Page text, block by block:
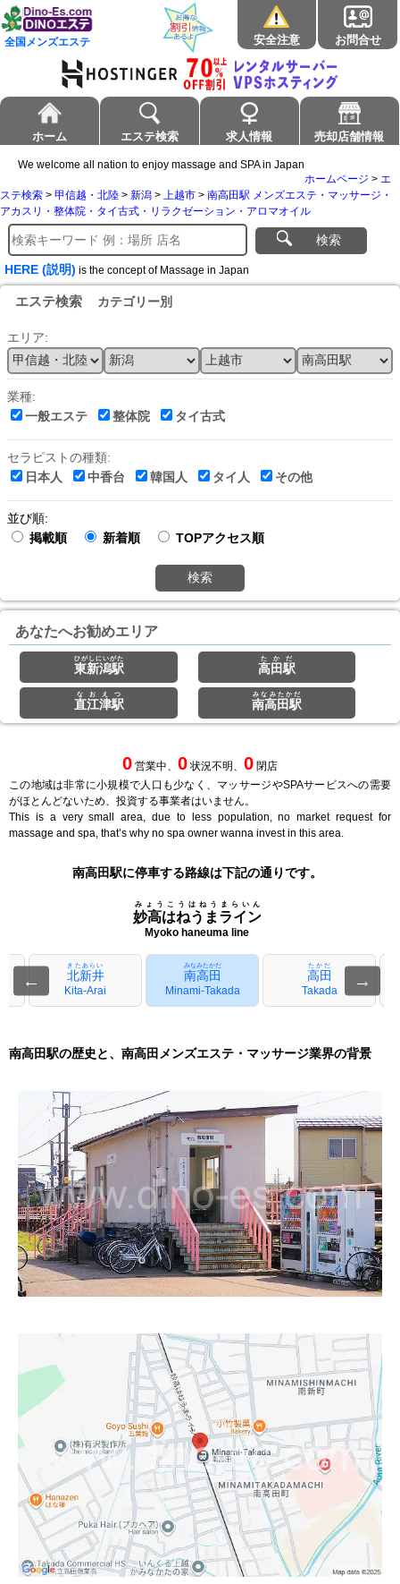
全国メンズエステ 安全注意 お問合せ
ホーム エステ検索 求人情報 売却店舗情報
We welcome all nation to enjoy massage and SPA in Japan
ホームページ > エ
ステ検索 > 甲信越・北陸 > 新潟 > 上越市 > 南高田駅 メンズエステ・マッサージ・
アカスリ・整体院・タイ古式・リラクゼーション・アロマオイル
検索
HERE (説明) is the concept of Massage in Japan
エステ検索 カテゴリー別
エリア:
業種:
一般エステ
整体院 タイ古式
セラピストの種類:
日本人
中香台 韓国人 タイ人 その他
並び順:
掲載順
新着順 TOPアクセス順
検索
あなたへお勧めエリア
東新潟駅
ひがしにいがた
高田駅
たかだ
直江津駅
なおえつ
南高田駅
みなみたかだ
0 営業中、 0 状況不明、 0 閉店
この地域は非常に小規模で人口も少なく、マッサージやSPAサービスへの需要
がほとんどないため、投資する事業者はいません。
This is a very small area, due to less population, no market request for
massage and spa, that’s why no spa owner wanna invest in this area.
南高田駅に停車する路線は下記の通りです。
妙高はねうまライン
みょうこうはねうまらいん
Myoko haneuma line
← 北新井
きたあらい
Kita-Arai
南高田
みなみたかだ
Minami-Takada
高田
たかだ
Takada
→
南高田駅の歴史と、南高田メンズエステ・マッサージ業界の背景